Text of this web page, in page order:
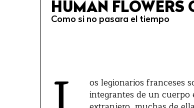
HUMAN FLOWERS
Como si no pasara el tiempo
os legionarios franceses
integrantes de un cuerpo